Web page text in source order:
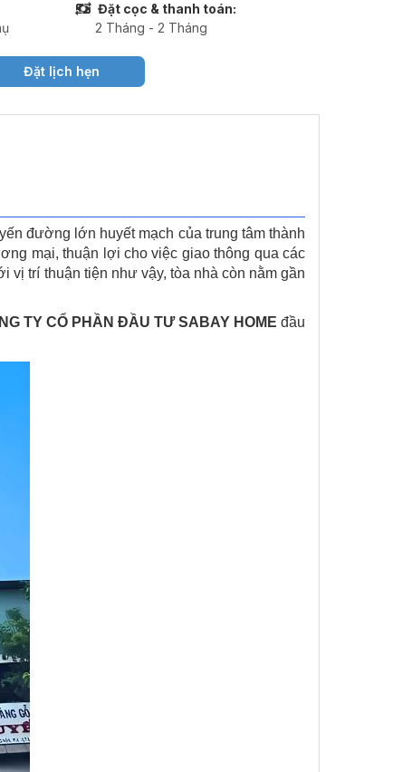
Đặt cọc & thanh toán:
2 Tháng - 2 Tháng
Đặt lịch hẹn
đường lớn huyết mạch của trung tâm thành
mại, thuận lợi cho việc giao thông qua các
vị trí thuận tiện như vậy, tòa nhà còn nằm gần
TY CỔ PHẦN ĐẦU TƯ SABAY HOME đầu